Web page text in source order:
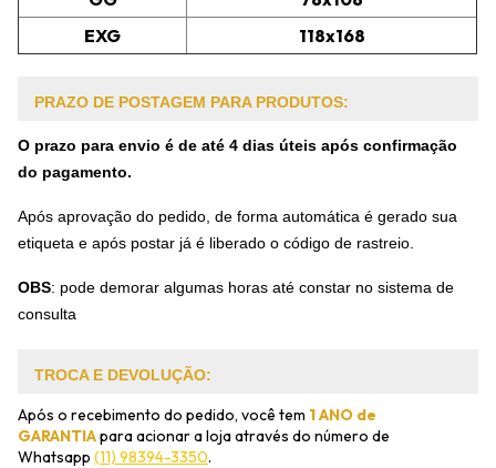
EXG
118x168
PRAZO DE POSTAGEM PARA PRODUTOS:
O prazo para envio é de até 4 dias úteis após confirmação
do pagamento.
Após aprovação do pedido, de forma automática é gerado sua
etiqueta e após postar já é liberado o código de rastreio.
OBS: pode demorar algumas horas até constar no sistema de
consulta
TROCA E DEVOLUÇÃO:
Após o recebimento do pedido, você tem 1 ANO de
GARANTIApara acionar a loja através do número de
Whatsapp (11) 98394-3350.